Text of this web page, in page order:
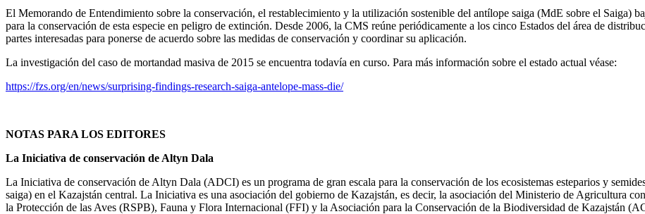
El Memorando de Entendimiento sobre la conservación, el restablecimiento y la utilización sostenible del antílope saiga (MdE sobre el Saiga)
para la conservación de esta especie en peligro de extinción. Desde 2006, la CMS reúne periódicamente a los cinco Estados del área de
partes interesadas para ponerse de acuerdo sobre las medidas de conservación y coordinar su aplicación.
La investigación del caso de mortandad masiva de 2015 se encuentra todavía en curso. Para más información sobre el estado actual véase:
https://fzs.org/en/news/surprising-findings-research-saiga-antelope-mass-die/
NOTAS PARA LOS EDITORES
La Iniciativa de conservación de Altyn Dala
La Iniciativa de conservación de Altyn Dala (ADCI) es un programa de gran escala para la conservación de los ecosistemas esteparios y
saiga) en el Kazajstán central. La Iniciativa es una asociación del gobierno de Kazajstán, es decir, la asociación del Ministerio de Agricultura
la Protección de las Aves (RSPB), Fauna y Flora Internacional (FFI) y la Asociación para la Conservación de la Biodiversidad de Kazajstán